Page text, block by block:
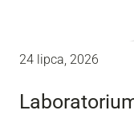
24 lipca, 2026